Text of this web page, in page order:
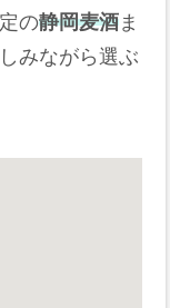
の静岡麦酒 ま
みながら選ぶ